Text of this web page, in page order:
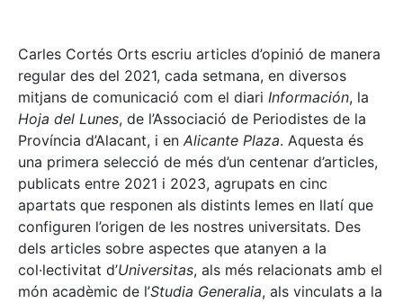
Carles Cortés Orts escriu articles d’opinió de manera
regular des del 2021, cada setmana, en diversos
mitjans de comunicació com el diari Información, la
Hoja del Lunes, de l’Associació de Periodistes de la
Província d’Alacant, i en Alicante Plaza. Aquesta és
una primera selecció de més d’un centenar d’articles,
publicats entre 2021 i 2023, agrupats en cinc
apartats que responen als distints lemes en llatí que
configuren l’origen de les nostres universitats. Des
dels articles sobre aspectes que atanyen a la
col·lectivitat d’Universitas, als més relacionats amb el
món acadèmic de l’Studia Generalia, als vinculats a la